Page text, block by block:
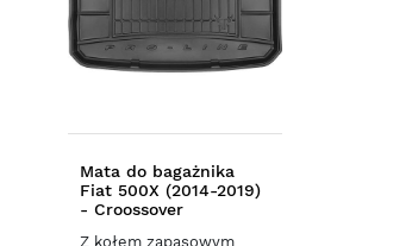
Mata do bagażnika
Fiat 500X (2014-2019)
- Croossover
Z kołem zapasowym